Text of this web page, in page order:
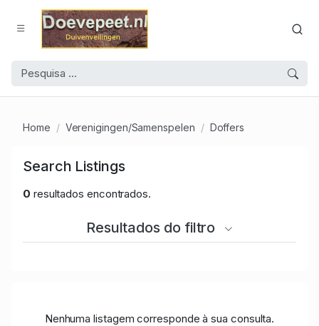
Home Verenigingen/Samenspelen Doffers
Search Listings
0 resultados encontrados.
Resultados do filtro
Nenhuma listagem corresponde à sua consulta.